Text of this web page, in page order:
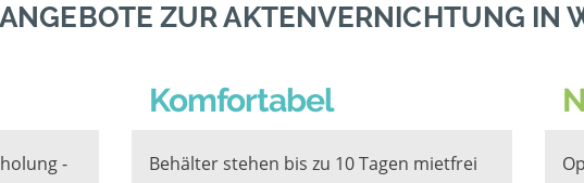
ZUR AKTENVERNICHTUNG IN
-
Komfortabel
Behälter stehen bis zu 10 Tagen mietfrei